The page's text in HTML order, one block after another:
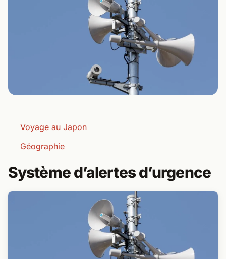
Voyage au Japon
Géographie
Système d’alertes d’urgence